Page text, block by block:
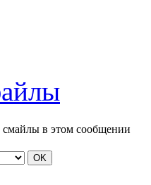
смайлы в этом сообщении